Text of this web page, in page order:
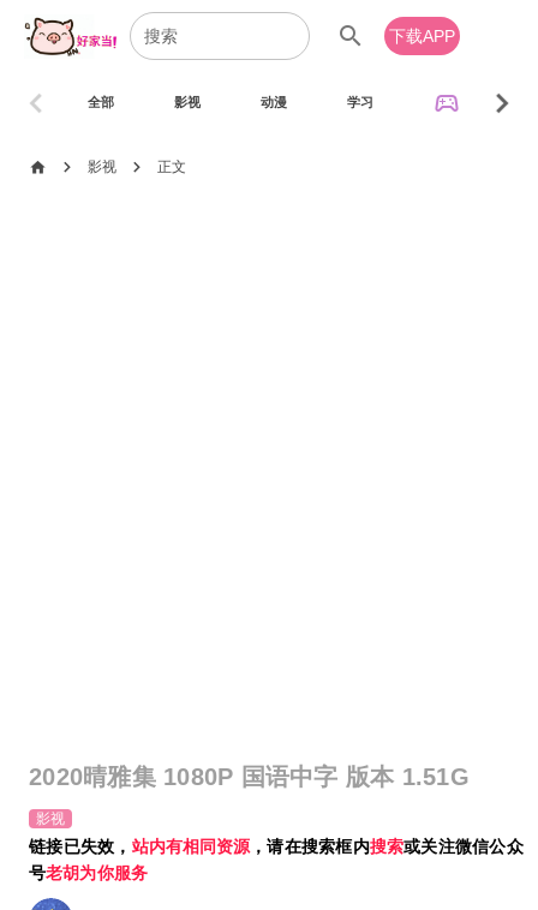
search 下载APP
全部 影视 动漫 学习 sports_esports
chevron_left chevron_right
home chevron_right 影视 chevron_right 正文
2020晴雅集 1080P 国语中字 版本 1.51G
影视
链接已失效， 站内有相同资源 ，请在搜索框内搜索或关注微信公众
号老胡为你服务